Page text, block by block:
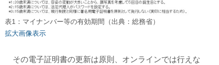
表1：マイナンバー等の有効期間（出典：総務省）
拡大画像表示
その電子証明書の更新は原則、オンラインでは行えな